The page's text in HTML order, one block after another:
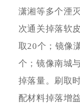
潇湘等多个湮
次通关掉落软
取20个；镜像
个；镜像南城
掉落量。刷取
配材料掉落增